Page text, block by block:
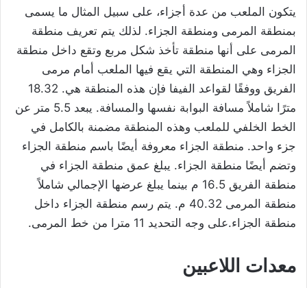
يتكون الملعب من عدة أجزاء، على سبيل المثال ما يسمى
بمنطقة المرمى ومنطقة الجزاء. لذلك يتم تعريف منطقة
المرمى على أنها منطقة تأخذ شكل مربع وتقع داخل منطقة
الجزاء وهي المنطقة التي يقع فيها الملعب أمام مرمى
الفريق ووفقًا لقواعد الفيفا فإن هذه المنطقة هي. 18.32
مترًا شاملاً مسافة البوابة نفسها والمسافة. يبعد 5.5 متر عن
الخط الخلفي للملعب وهذه المنطقة مضمنة بالكامل في
جزء واحد. منطقة الجزاء معروفة أيضًا باسم منطقة الجزاء
وتضم أيضًا منطقة الجزاء. يبلغ عمق منطقة الجزاء في
منطقة الفريق 16.5 م بينما يبلغ عرضها الإجمالي شاملاً
منطقة المرمى 40.32 م. يتم رسم منطقة الجزاء داخل
منطقة الجزاء.على وجه التحديد 11 مترا من خط المرمى.
معدات اللاعبين